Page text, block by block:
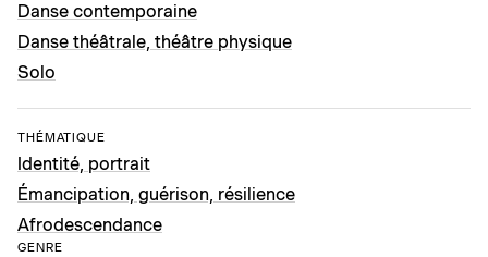
Danse contemporaine
Danse théâtrale, théâtre physique
Solo
THÉMATIQUE
Identité, portrait
Émancipation, guérison, résilience
Afrodescendance
GENRE